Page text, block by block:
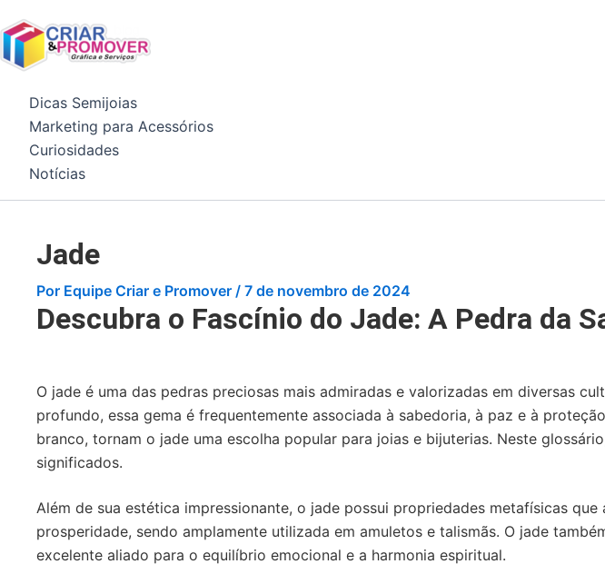
para
o
Dicas Semijoias
Marketing para Acessórios
Curiosidades
Notícias
Jade
Por Equipe Criar e Promover / 7 de novembro de 2024
Descubra o Fascínio do Jade: A Pedra da
O jade é uma das pedras preciosas mais admiradas e valorizadas em diversas
profundo, essa gema é frequentemente associada à sabedoria, à paz e à
branco, tornam o jade uma escolha popular para joias e bijuterias. Neste
significados.
Além de sua estética impressionante, o jade possui propriedades metafísicas
prosperidade, sendo amplamente utilizada em amuletos e talismãs. O jade
excelente aliado para o equilíbrio emocional e a harmonia espiritual.